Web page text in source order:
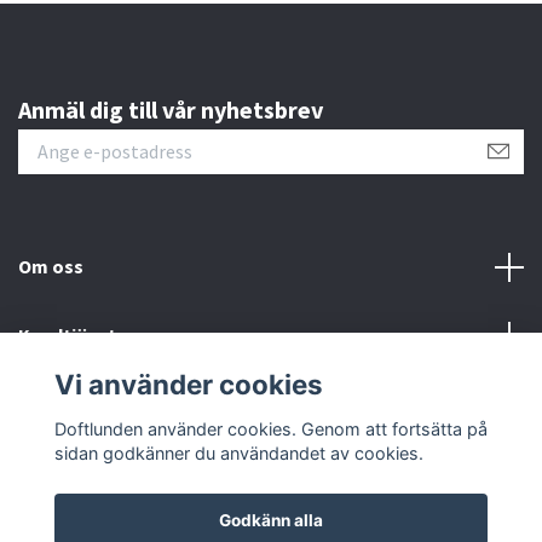
Anmäl dig till vår nyhetsbrev
Om oss
Kundtjänst
Vi använder cookies
Doftlunden använder cookies. Genom att fortsätta på
sidan godkänner du användandet av cookies.
Godkänn alla